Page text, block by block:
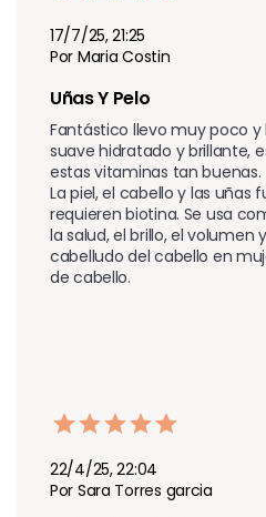
17/7/25, 21:25
Por Maria Costin
Uñas Y Pelo
Fantástico llevo muy poco
suave hidratado y brillante,
estas vitaminas tan buenas.
La piel, el cabello y las uñas
requieren biotina. Se usa
la salud, el brillo, el
cabelludo del cabello en
de cabello.
22/4/25, 22:04
Por Sara Torres garcia